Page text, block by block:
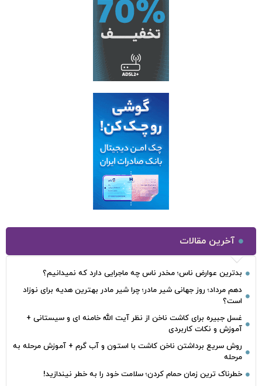
آخرین مقالات
بدترین عوارض ناس؛ مخدر ناس چه ماجرایی دارد که نمیدانیم؟
دهم مرداد؛ روز جهانی شیر مادر؛ چرا شیر مادر بهترین هدیه برای نوزاد
است؟
غسل جبیره برای کاشت ناخن از نظر آیت الله خامنه ای و سیستانی +
آموزش و نکات کاربردی
روش سریع برداشتن ناخن کاشت با استون و آب گرم + آموزش مرحله به
مرحله
خطرناک‌ ترین زمان‌ حمام کردن؛ سلامت خود را به خطر نیندازید!